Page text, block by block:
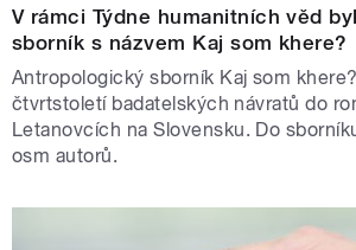
V rámci Týdne humanitních věd
sborník s názvem Kaj som khere?
Antropologický sborník Kaj som
čtvrtstoletí badatelských návratů do
Letanovcích na Slovensku. Do
osm autorů.